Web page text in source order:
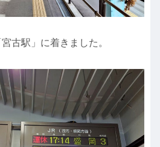
古駅」に着きました。